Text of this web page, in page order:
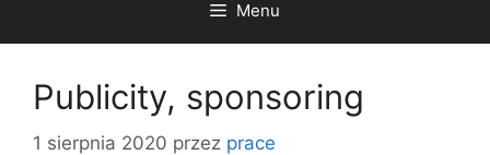
Menu
Publicity, sponsoring
1 sierpnia 2020 przez prace